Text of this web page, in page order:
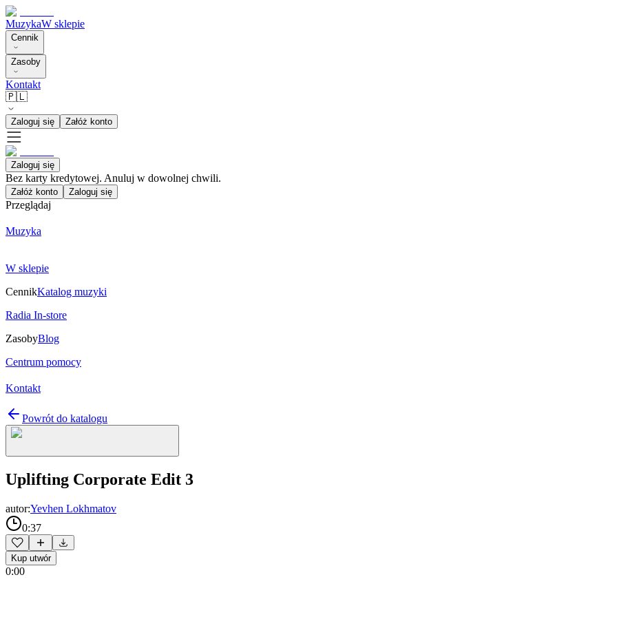
MuzykaW sklepie
Cennik
Zasoby
Kontakt
🇵🇱
Zaloguj się Załóż konto
Zaloguj się
Bez karty kredytowej. Anuluj w dowolnej chwili.
Załóż konto Zaloguj się
Przeglądaj
Muzyka
W sklepie
CennikKatalog muzyki
Radia In-store
ZasobyBlog
Centrum pomocy
Kontakt
Powrót do katalogu
Uplifting Corporate Edit 3
autor:Yevhen Lokhmatov
0:37
Kup utwór
0:00